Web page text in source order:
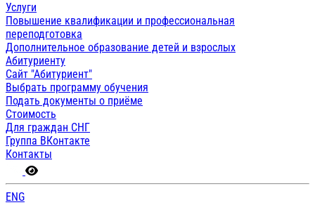
Услуги
Повышение квалификации и профессиональная
переподготовка
Дополнительное образование детей и взрослых
Абитуриенту
Сайт "Абитуриент"
Выбрать программу обучения
Подать документы о приёме
Стоимость
Для граждан СНГ
Группа ВКонтакте
Контакты
ENG